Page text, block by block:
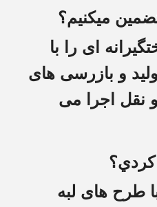
ای را با
و بازرسی های
نقل اجرا می
طرح های لبه